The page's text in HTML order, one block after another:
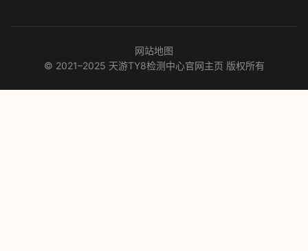
网站地图
© 2021–2025 天游TY8检测中心官网主页 版权所有